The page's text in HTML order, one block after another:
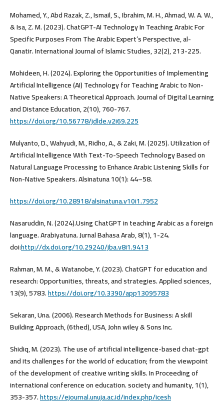
Mohamed, Y., Abd Razak, Z., Ismail, S., Ibrahim, M. H., Ahmad, W. A. W.,
& Isa, Z. M. (2023). ChatGPT-AI Technology In Teaching Arabic For
Specific Purposes From The Arabic Expert’s Perspective, al-
Mohideen, H. (2024). Exploring the Opportunities of Implementing
Artificial Intelligence (AI) Technology for Teaching Arabic to Non-
Native Speakers: A Theoretical Approach. Journal of Digital Learning
and Distance Education, 2(10), 760-767.
https://doi.org/10.56778/jdlde.v2i69.225
Mulyanto, D., Wahyudi, M., Ridho, A., & Zaki, M. (2025). Utilization of
Artificial Intelligence With Text-To-Speech Technology Based on
Natural Language Processing to Enhance Arabic Listening Skills for
Non-Native Speakers. Alsinatuna 10(1): 44–58.
https://doi.org/10.28918/alsinatuna.v10i1.7952
Nasaruddin, N. (2024).Using ChatGPT in teaching Arabic as a foreign
language. Arabiyatuna. Jurnal Bahasa Arab, 8(1), 1-24.‏
doi:http://dx.doi.org/10.29240/jba.v8i1.9413
Rahman, M. M., & Watanobe, Y. (2023). ChatGPT for education and
research: Opportunities, threats, and strategies. Applied sciences,
13(9), 5783.https://doi.org/10.3390/app13095783
Sekaran, Una. (2006). Research Methods for Business: A skill
Building Approach, (6thed), USA, John wiley & Sons Inc.
Shidiq, M. (2023). The use of artificial intelligence-based chat-gpt
and its challenges for the world of education; from the viewpoint
of the development of creative writing skills. In Proceeding of
international conference on education. society and humanity, 1(1),
https://ejournal.unuja.ac.id/index.php/icesh